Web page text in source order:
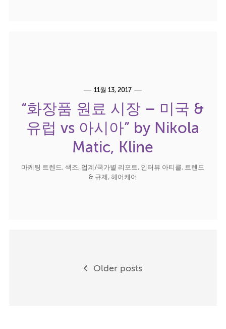
11월 13, 2017
“화장품 원료 시장 – 미국 &
유럽 vs 아시아” by Nikola
Matic, Kline
마케팅 트렌드,색조, 업계/국가별 리포트, 인터뷰 아티클, 트렌드
& 규제 , 헤어케어
navigationOlder posts